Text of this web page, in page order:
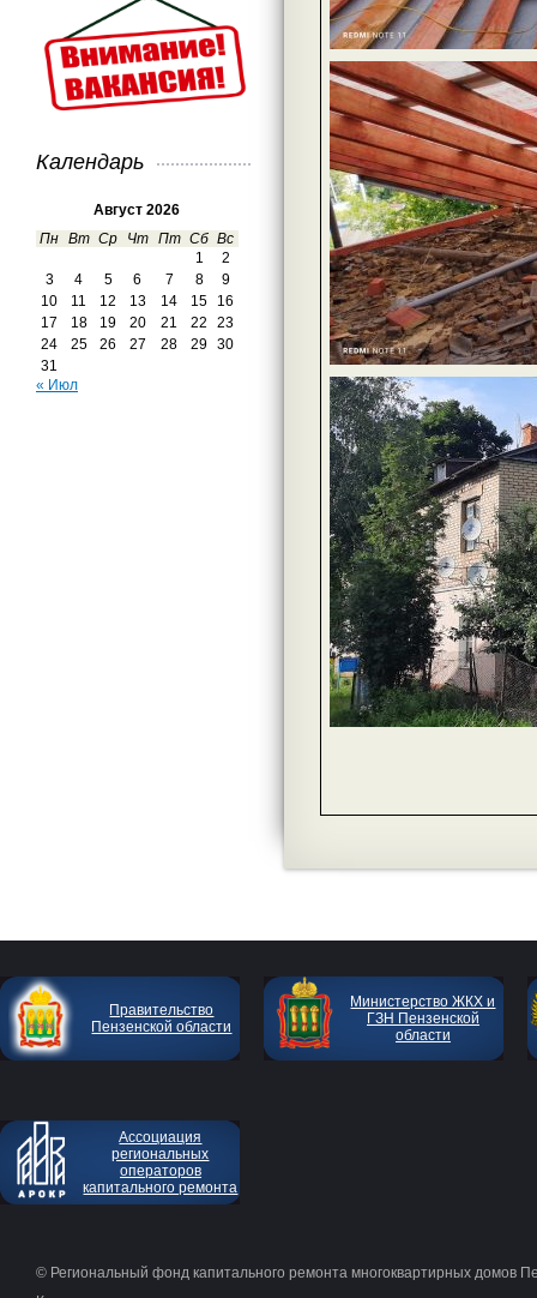
Календарь
Август 2026
Пн Вт Ср Чт Пт Сб Вс
1
2
3
4 5 6 7 8
9
10
11 12 13 14 15
16
17
18 19 20 21 22
23
24
25 26 27 28 29
30
31
« Июл
Правительство
Пензенской области
Министерство ЖКХ и
ГЗН Пензенской
области
Ассоциация
региональных
операторов
капитального ремонта
© Региональный фонд капитального ремонта многоквартирных домов